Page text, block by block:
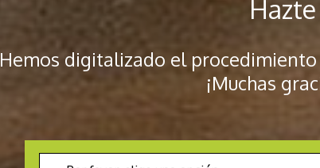
Hemos digitalizado el
¡Muchas